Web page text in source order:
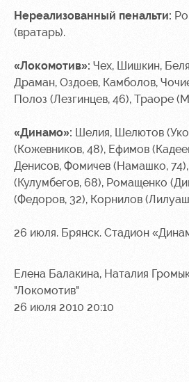
Нереализованный пенальти:
(вратарь).
«Локомотив»: Чех, Шишкин,
Драман, Оздоев, Камболов,
Полоз (Лезгинцев, 46), Траоре
«Динамо»: Шелия, Шелютов
(Кожевников, 48), Ефимов
Денисов, Фомичев (Намашко,
(Кулумбегов, 68), Ромащенко
(Федоров, 32), Корнилов
26 июля. Брянск. Стадион
Елена Балакина, Наталия
"Локомотив"
26 июля 2010 20:10